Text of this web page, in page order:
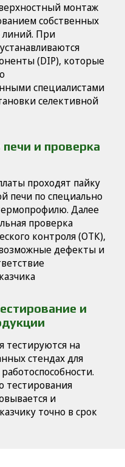
монтаж
собственных
линий. При
(DIP), которые
специалистами
селективной
и проверка
проходят пайку
печи по специально
Далее
проверка
контроля (ОТК),
дефекты и
и
тестируются на
стендах для
тестирования
и
точно в срок